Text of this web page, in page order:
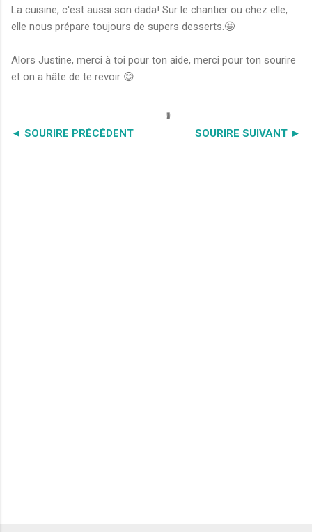
La cuisine, c'est aussi son dada! Sur le chantier ou chez elle,
elle nous prépare toujours de supers desserts.🤩
Alors Justine, merci à toi pour ton aide, merci pour ton sourire
et on a hâte de te revoir 😊